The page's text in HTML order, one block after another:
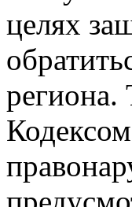
целях
региона.